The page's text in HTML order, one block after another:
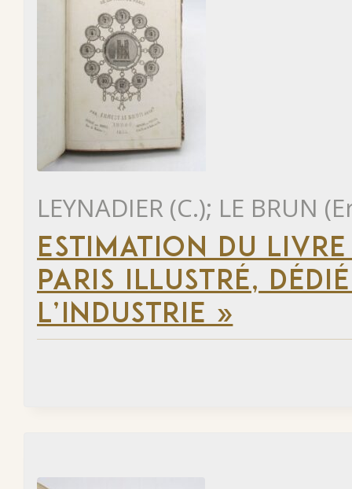
LEYNADIER (C.); LE BRUN
ESTIMATION DU
PARIS ILLUSTRÉ,
L’INDUSTRIE »